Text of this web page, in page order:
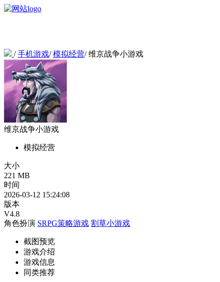
/手机游戏/模拟经营/维京战争小游戏
维京战争小游戏
模拟经营
大小
221 MB
时间
2026-03-12 15:24:08
版本
V4.8
角色扮演 SRPG策略游戏 割草小游戏
截图预览
游戏介绍
游戏信息
同类推荐